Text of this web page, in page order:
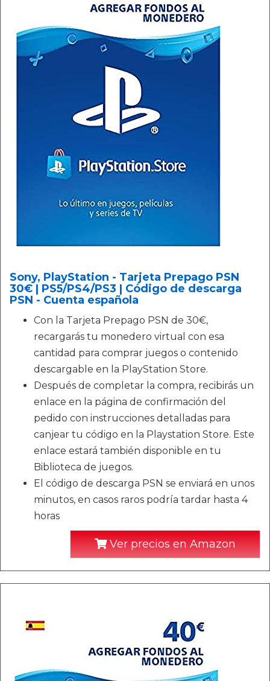
Sony, PlayStation - Tarjeta Prepago PSN
30€ | PS5/PS4/PS3 | Código de descarga
PSN - Cuenta española
Con la Tarjeta Prepago PSN de 30€,
recargarás tu monedero virtual con esa
cantidad para comprar juegos o contenido
descargable en la PlayStation Store.
Después de completar la compra, recibirás un
enlace en la página de confirmación del
pedido con instrucciones detalladas para
canjear tu código en la Playstation Store. Este
enlace estará también disponible en tu
Biblioteca de juegos.
El código de descarga PSN se enviará en unos
minutos, en casos raros podría tardar hasta 4
horas
Ver precios en Amazon